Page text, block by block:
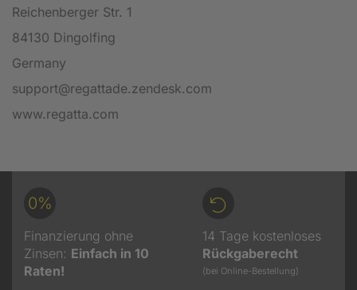
Reichenberger Str. 1
84130 Dingolfing
Germany
support@regattade.zendesk.com
www.regatta.com
0%
Finanzierung ohne
Zinsen: Einfach in 10
Raten!
14 Tage kostenloses
Rückgaberecht
(bei Online-Bestellung)